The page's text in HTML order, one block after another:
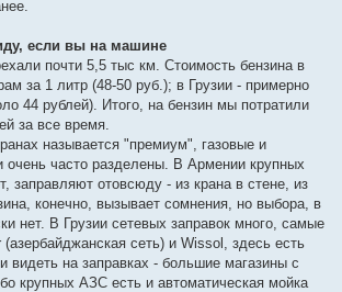
если вы на машине
почти 5,5 тыс км. Стоимость бензина в
за 1 литр (48-50 руб.); в Грузии - примерно
44 рублей). Итого, на бензин мы потратили
за все время.
называется "премиум", газовые и
очень часто разделены. В Армении крупных
заправляют отовсюду - из крана в стене, из
конечно, вызывает сомнения, но выбора, в
нет. В Грузии сетевых заправок много, самые
сеть) и Wissol, здесь есть
видеть на заправках - большие магазины с
крупных АЗС есть и автоматическая мойка